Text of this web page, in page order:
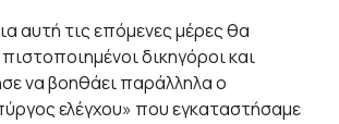
αυτή τις επόμενες μέρες θα
δικηγόροι και
να βοηθάει παράλληλα ο
ελέγχου» που εγκαταστήσαμε